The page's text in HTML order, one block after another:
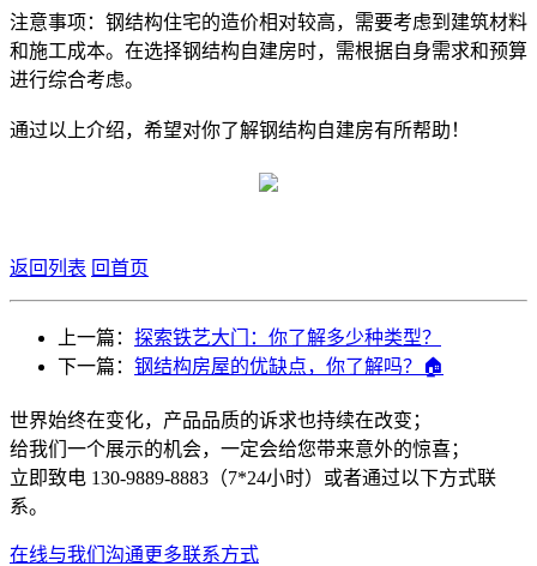
注意事项：钢结构住宅的造价相对较高，需要考虑到建筑材料
和施工成本。在选择钢结构自建房时，需根据自身需求和预算
进行综合考虑。
通过以上介绍，希望对你了解钢结构自建房有所帮助！
返回列表 回首页
上一篇： 探索铁艺大门：你了解多少种类型？
下一篇： 钢结构房屋的优缺点，你了解吗？🏠
世界始终在变化，产品品质的诉求也持续在改变；
给我们一个展示的机会，一定会给您带来意外的惊喜；
立即致电 130-9889-8883（7*24小时）或者通过以下方式联
系。
在线与我们沟通更多联系方式